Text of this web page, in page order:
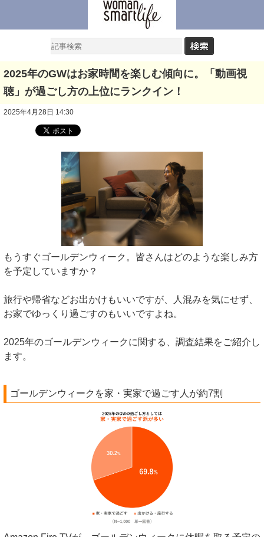
2025年のGWはお家時間を楽しむ傾向に。「動画視
聴」が過ごし方の上位にランクイン！
2025年4月28日 14:30
もうすぐゴールデンウィーク。皆さんはどのような楽しみ方
を予定していますか？
旅行や帰省などお出かけもいいですが、人混みを気にせず、
お家でゆっくり過ごすのもいいですよね。
2025年のゴールデンウィークに関する、調査結果をご紹介し
ます。
ゴールデンウィークを家・実家で過ごす人が約7割